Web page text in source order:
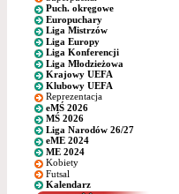
Puch. okręgowe
Europuchary
Liga Mistrzów
Liga Europy
Liga Konferencji
Liga Młodzieżowa
Krajowy UEFA
Klubowy UEFA
Reprezentacja
eMŚ 2026
MŚ 2026
Liga Narodów 26/27
eME 2024
ME 2024
Kobiety
Futsal
Kalendarz